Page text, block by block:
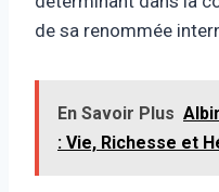
de sa renommée
En Savoir Plus
: Vie, Richesse et